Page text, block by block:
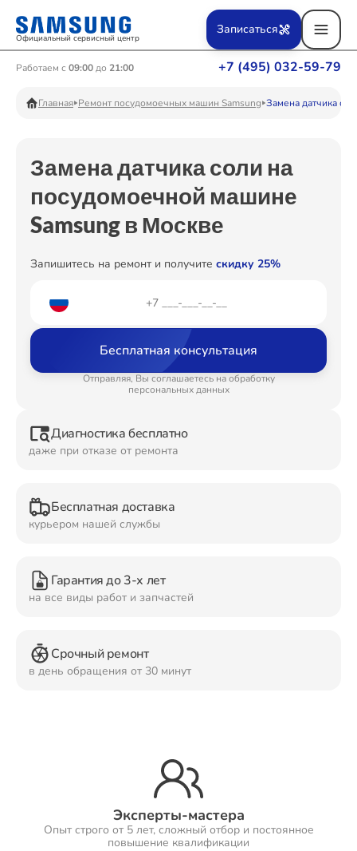
Официальный сервисный центр
+7 (495) 032-59-79
Работаем с 09:00до 21:00
Записаться
Главная Ремонт посудомоечных машин Samsung Замена датчика
Замена датчика соли на
посудомоечной машине
Samsung в Москве
Запишитесь на ремонт и получите скидку 25%
Бесплатная консультация
Отправляя, Вы соглашаетесь на обработку
персональных данных
Диагностика бесплатно
даже при отказе от ремонта
Бесплатная доставка
курьером нашей службы
Гарантия до 3-х лет
на все виды работ и запчастей
Срочный ремонт
в день обращения от 30 минут
Эксперты-мастера
Опыт строго от 5 лет, сложный отбор и постоянное
повышение квалификации
Ремонт Вертикальных пылесосов
Ремонт Телевизоров
Ремонт Пылесосов
Ремонт Планшетов
Ремонт Принтеров
Ремонт Саундбаров